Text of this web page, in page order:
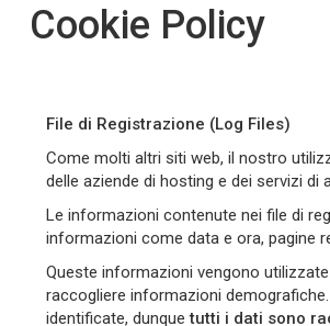
Cookie Policy
File di Registrazione (Log Files)
Come molti altri siti web, il nostro
delle aziende di hosting e dei servizi di
Le informazioni contenute nei file di
informazioni come data e ora, pagine
Queste informazioni vengono
raccogliere informazioni
identificate, dunquetutti i dati sono